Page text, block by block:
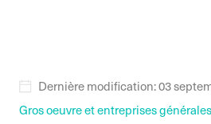
Dernière modification: 03
Gros oeuvre et entreprises